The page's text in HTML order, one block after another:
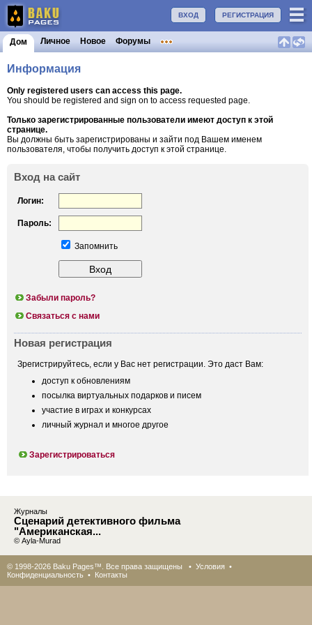
РЕГИСТРАЦИЯ
ВХОД
Дом Личное Новое Форумы
Информация
Only registered users can access this page.
You should be registered and sign on to access requested page.
Только зарегистрированные пользователи имеют доступ к этой
странице.
Вы должны быть зарегистрированы и зайти под Вашем именем
пользователя, чтобы получить доступ к этой странице.
Вход на сайт
Логин:
Пароль:
Запомнить
Забыли пароль?
Связаться с нами
Новая регистрация
Зрегистрируйтесь, если у Вас нет регистрации. Это даст Вам:
доступ к обновлениям
посылка виртуальных подарков и писем
участие в играх и конкурсах
личный журнал и многое другое
Зарегистрироваться
Журналы
Сценарий детективного фильма
"Американская...
© Ayla-Murad
© 1998-2026 Baku Pages™. Все права защищены • Условия •
Конфиденциальность • Контакты